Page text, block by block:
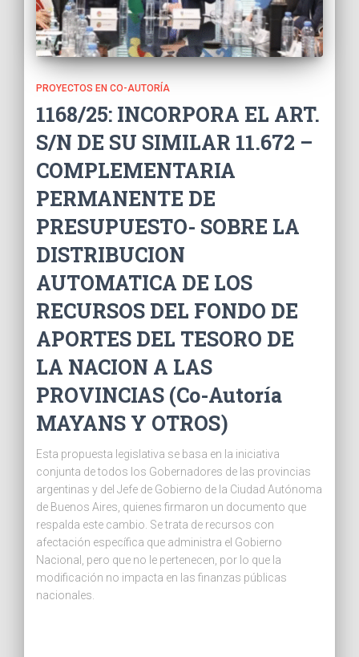
PROYECTOS EN CO-AUTORÍA
1168/25: INCORPORA EL ART.
S/N DE SU SIMILAR 11.672 –
COMPLEMENTARIA
PERMANENTE DE
PRESUPUESTO- SOBRE LA
DISTRIBUCION
AUTOMATICA DE LOS
RECURSOS DEL FONDO DE
APORTES DEL TESORO DE
LA NACION A LAS
PROVINCIAS (Co-Autoría
MAYANS Y OTROS)
Esta propuesta legislativa se basa en la iniciativa
conjunta de todos los Gobernadores de las provincias
argentinas y del Jefe de Gobierno de la Ciudad Autónoma
de Buenos Aires, quienes firmaron un documento que
respalda este cambio. Se trata de recursos con
afectación específica que administra el Gobierno
Nacional, pero que no le pertenecen, por lo que la
modificación no impacta en las finanzas públicas
nacionales.